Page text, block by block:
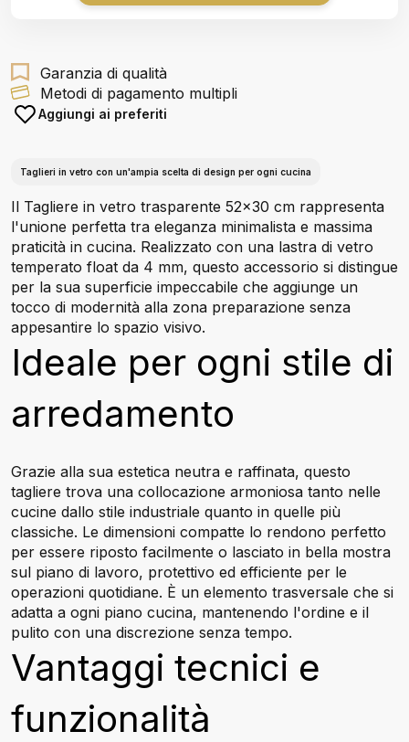
Garanzia di qualità
Metodi di pagamento multipli
Aggiungi ai preferiti
Taglieri in vetro con un'ampia scelta di design per ogni cucina
Il Tagliere in vetro trasparente 52x30 cm rappresenta
l'unione perfetta tra eleganza minimalista e massima
praticità in cucina. Realizzato con una lastra di vetro
temperato float da 4 mm, questo accessorio si distingue
per la sua superficie impeccabile che aggiunge un
tocco di modernità alla zona preparazione senza
appesantire lo spazio visivo.
Ideale per ogni stile di
arredamento
Grazie alla sua estetica neutra e raffinata, questo
tagliere trova una collocazione armoniosa tanto nelle
cucine dallo stile industriale quanto in quelle più
classiche. Le dimensioni compatte lo rendono perfetto
per essere riposto facilmente o lasciato in bella mostra
sul piano di lavoro, protettivo ed efficiente per le
operazioni quotidiane. È un elemento trasversale che si
adatta a ogni piano cucina, mantenendo l'ordine e il
pulito con una discrezione senza tempo.
Vantaggi tecnici e
funzionalità